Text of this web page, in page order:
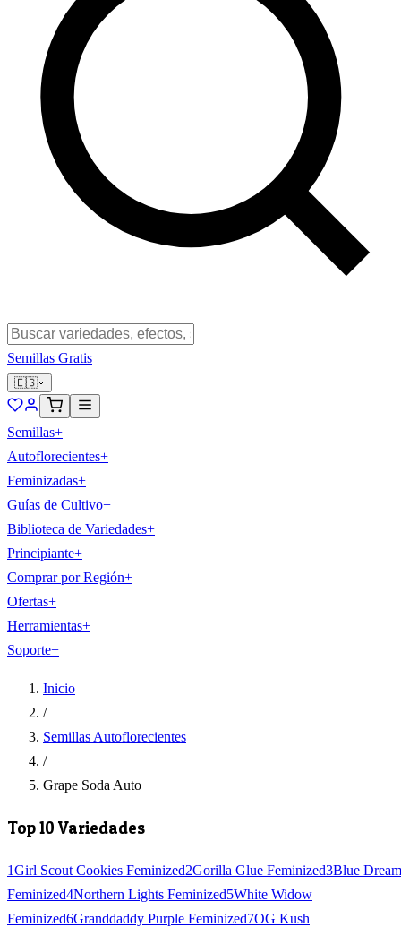
Semillas Gratis
🇪🇸
Semillas+
Autoflorecientes+
Feminizadas+
Guías de Cultivo+
Biblioteca de Variedades+
Principiante+
Comprar por Región+
Ofertas+
Herramientas+
Soporte+
Inicio
/
Semillas Autoflorecientes
/
Grape Soda Auto
Top 10 Variedades
1Girl Scout Cookies Feminized2Gorilla Glue Feminized3Blue Dream
Feminized4Northern Lights Feminized5White Widow
Feminized6Granddaddy Purple Feminized7OG Kush